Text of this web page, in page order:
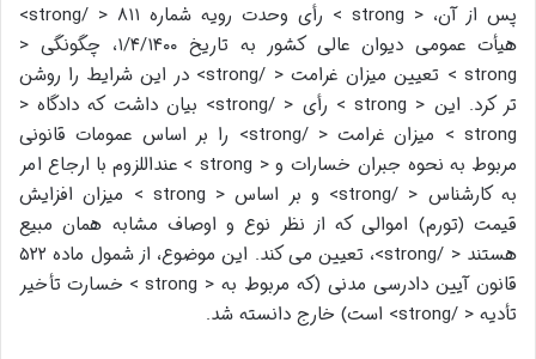
پس از آن، < strong > رأی وحدت رویه شماره ۸۱۱ < /strong>
هیأت عمومی دیوان عالی کشور به تاریخ ۱/۴/۱۴۰۰، چگونگی <
strong > تعیین میزان غرامت < /strong> در این شرایط را روشن
تر کرد. این < strong > رأی < /strong> بیان داشت که دادگاه <
strong > میزان غرامت < /strong> را بر اساس عمومات قانونی
مربوط به نحوه جبران خسارات و < strong > عنداللزوم با ارجاع امر
به کارشناس < /strong> و بر اساس < strong > میزان افزایش
قیمت (تورم) اموالی که از نظر نوع و اوصاف مشابه همان مبیع
هستند < /strong>، تعیین می کند. این موضوع، از شمول ماده ۵۲۲
قانون آیین دادرسی مدنی (که مربوط به < strong > خسارت تأخیر
تأدیه < /strong> است) خارج دانسته شد.